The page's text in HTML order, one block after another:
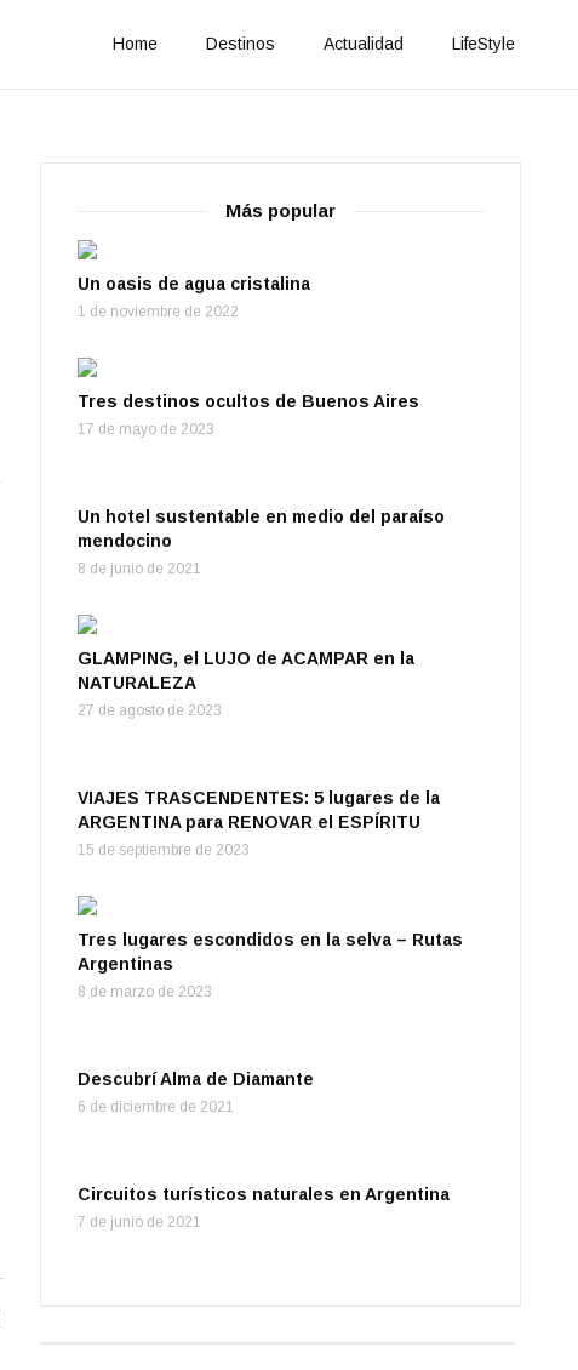
Home Destinos Actualidad LifeStyle
Más popular
Un oasis de agua cristalina
1 de noviembre de 2022
Tres destinos ocultos de Buenos Aires
17 de mayo de 2023
Un hotel sustentable en medio del paraíso
mendocino
8 de junio de 2021
GLAMPING, el LUJO de ACAMPAR en la
NATURALEZA
27 de agosto de 2023
VIAJES TRASCENDENTES: 5 lugares de la
ARGENTINA para RENOVAR el ESPÍRITU
15 de septiembre de 2023
Tres lugares escondidos en la selva – Rutas
Argentinas
8 de marzo de 2023
Descubrí Alma de Diamante
6 de diciembre de 2021
Circuitos turísticos naturales en Argentina
7 de junio de 2021